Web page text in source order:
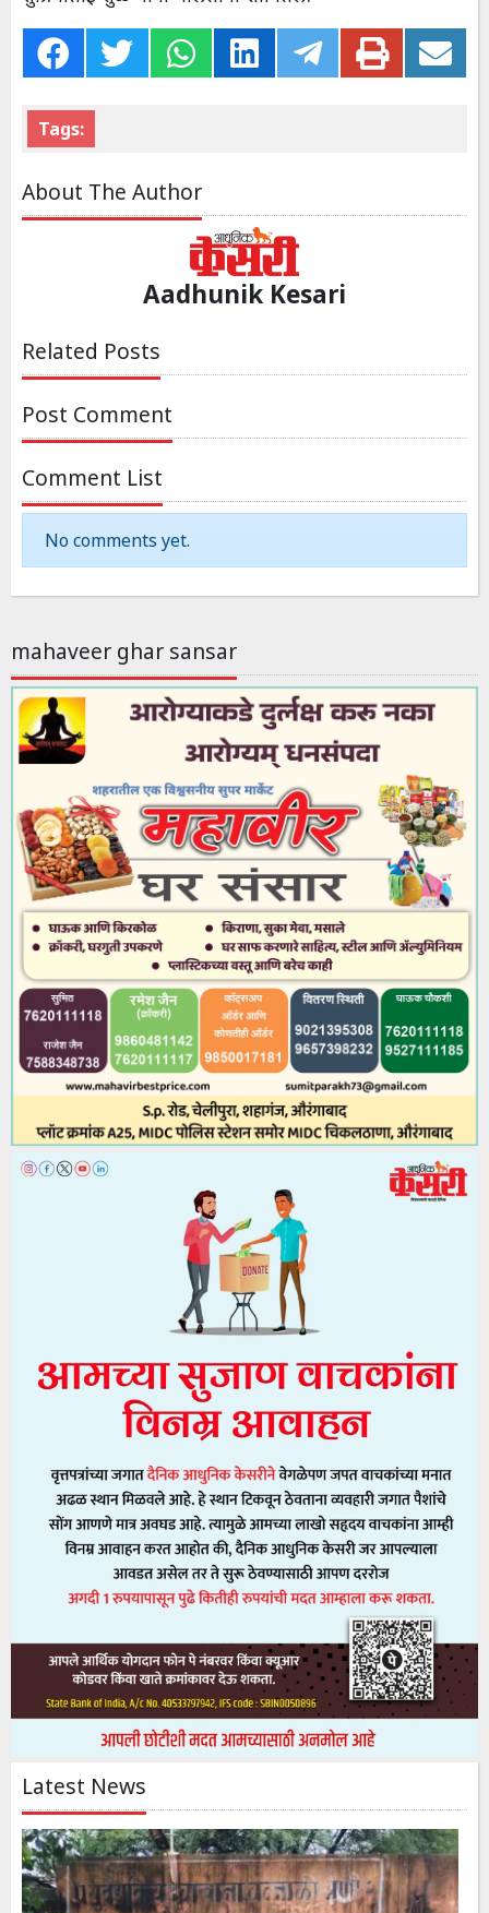
Tags:
About The Author
Aadhunik Kesari
Related Posts
Post Comment
Comment List
No comments yet.
mahaveer ghar sansar
Latest News